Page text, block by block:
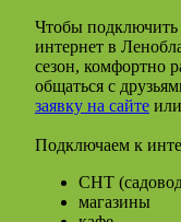
Чтобы
интернет в
сезон, комфортно
общаться с
заявку на сайте
Подключаем к
СНТ
магазины